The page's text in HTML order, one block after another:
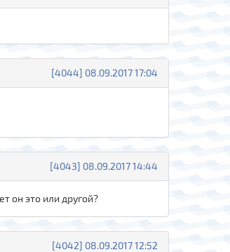
[4044] 08.09.2017 17:04
[4043] 08.09.2017 14:44
он это или другой?
[4042] 08.09.2017 12:52